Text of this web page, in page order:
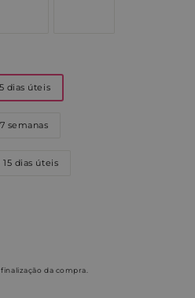
dias úteis
semanas
dias úteis
da compra.